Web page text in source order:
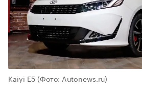
Kaiyi E5(Фото: Autonews.ru)